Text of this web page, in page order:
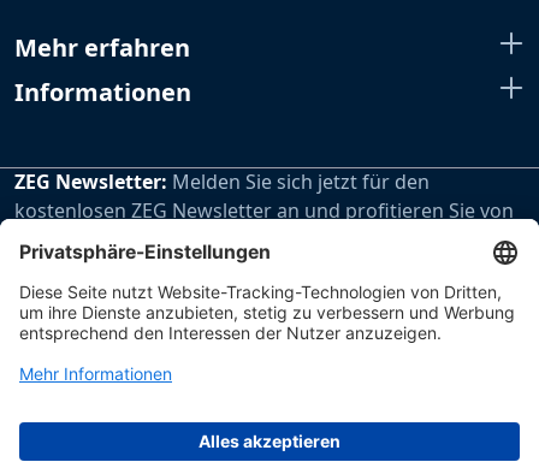
Mehr erfahren
Informationen
ZEG Newsletter: Melden Sie sich jetzt für den
kostenlosen ZEG Newsletter an und profitieren Sie von
den extra Vorteilen unseres regelmäßig erscheinenden
Newsletters.
Zur Newsletteranmeldung